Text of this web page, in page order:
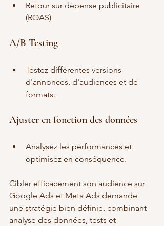
Retour sur dépense publicitaire
(ROAS)
A/B Testing
Testez différentes versions
d'annonces, d'audiences et de
formats.
Ajuster en fonction des données
Analysez les performances et
optimisez en conséquence.
Cibler efficacement son audience sur
Google Ads et Meta Ads demande
une stratégie bien définie, combinant
analyse des données, tests et